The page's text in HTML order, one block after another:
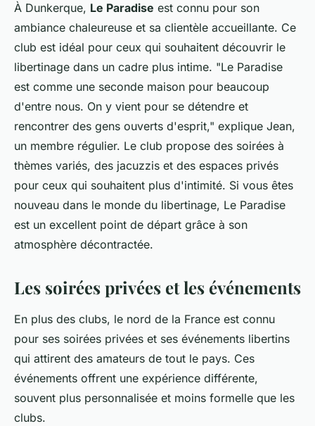
À Dunkerque, Le Paradise est connu pour son
ambiance chaleureuse et sa clientèle accueillante. Ce
club est idéal pour ceux qui souhaitent découvrir le
libertinage dans un cadre plus intime. "Le Paradise
est comme une seconde maison pour beaucoup
d'entre nous. On y vient pour se détendre et
rencontrer des gens ouverts d'esprit," explique Jean,
un membre régulier. Le club propose des soirées à
thèmes variés, des jacuzzis et des espaces privés
pour ceux qui souhaitent plus d'intimité. Si vous êtes
nouveau dans le monde du libertinage, Le Paradise
est un excellent point de départ grâce à son
atmosphère décontractée.
Les soirées privées et les événements
En plus des clubs, le nord de la France est connu
pour ses soirées privées et ses événements libertins
qui attirent des amateurs de tout le pays. Ces
événements offrent une expérience différente,
souvent plus personnalisée et moins formelle que les
clubs.